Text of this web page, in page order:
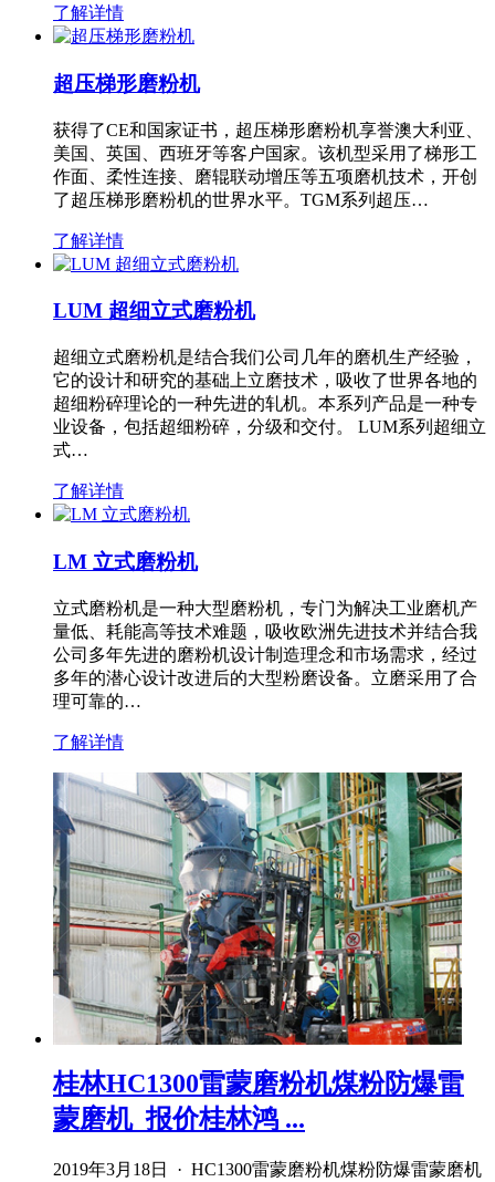
了解详情
超压梯形磨粉机
获得了CE和国家证书，超压梯形磨粉机享誉澳大利亚、
美国、英国、西班牙等客户国家。该机型采用了梯形工
作面、柔性连接、磨辊联动增压等五项磨机技术，开创
了超压梯形磨粉机的世界水平。TGM系列超压…
了解详情
LUM 超细立式磨粉机
超细立式磨粉机是结合我们公司几年的磨机生产经验，
它的设计和研究的基础上立磨技术，吸收了世界各地的
超细粉碎理论的一种先进的轧机。本系列产品是一种专
业设备，包括超细粉碎，分级和交付。 LUM系列超细立
式…
了解详情
LM 立式磨粉机
立式磨粉机是一种大型磨粉机，专门为解决工业磨机产
量低、耗能高等技术难题，吸收欧洲先进技术并结合我
公司多年先进的磨粉机设计制造理念和市场需求，经过
多年的潜心设计改进后的大型粉磨设备。立磨采用了合
理可靠的…
了解详情
桂林HC1300雷蒙磨粉机煤粉防爆雷
蒙磨机_报价桂林鸿 ...
2019年3月18日 · HC1300雷蒙磨粉机煤粉防爆雷蒙磨机